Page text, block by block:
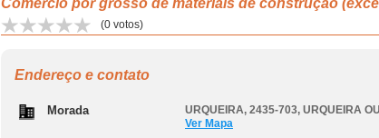
Comércio por grosso de materiais de construção
(0 votos)
Endereço e contato
Morada URQUEIRA, 2435-703, URQUEIRA
Ver Mapa